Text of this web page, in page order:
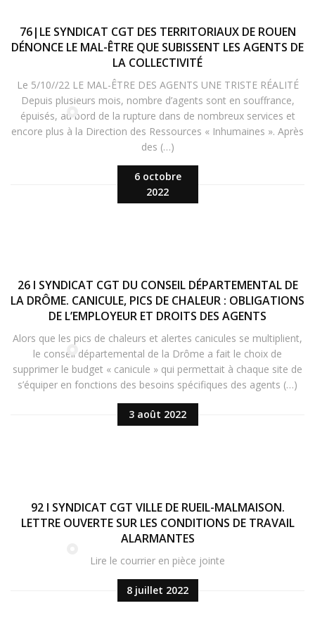
6 octobre
2022
76|LE SYNDICAT CGT DES TERRITORIAUX DE ROUEN
DÉNONCE LE MAL-ÊTRE QUE SUBISSENT LES AGENTS DE
LA COLLECTIVITÉ
Le 5/10//22 LE MAL-ÊTRE DES AGENTS UNE TRISTE RÉALITÉ
Depuis plusieurs mois, nombre d’agents sont en souffrance,
épuisés, au bord de la rupture dans de nombreux services et
encore plus à la Direction des Ressources « Inhumaines ». Après
des (…)
3 août 2022
26 I SYNDICAT CGT DU CONSEIL DÉPARTEMENTAL DE
LA DRÔME. CANICULE, PICS DE CHALEUR : OBLIGATIONS
DE L’EMPLOYEUR ET DROITS DES AGENTS
Alors que les pics de chaleurs et alertes canicules se multiplient,
le conseil départemental de la Drôme a fait le choix de
supprimer le budget « canicule » qui permettait à chaque site de
s’équiper en fonctions des besoins spécifiques des agents (…)
8 juillet 2022
92 I SYNDICAT CGT VILLE DE RUEIL-MALMAISON.
LETTRE OUVERTE SUR LES CONDITIONS DE TRAVAIL
ALARMANTES
Lire le courrier en pièce jointe